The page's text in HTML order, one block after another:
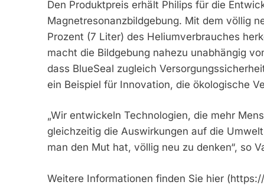
Den Produktpreis erhält Philips für die
Magnetresonanzbildgebung. Mit dem völlig
Prozent (7 Liter) des Heliumverbrauches
macht die Bildgebung nahezu unabhängig
dass BlueSeal zugleich
ein Beispiel für Innovation, die ökologische
„Wir entwickeln Technologien, die mehr
gleichzeitig die Auswirkungen auf die
man den Mut hat, völlig neu zu denken“, so
Weitere Informationen finden Sie hier